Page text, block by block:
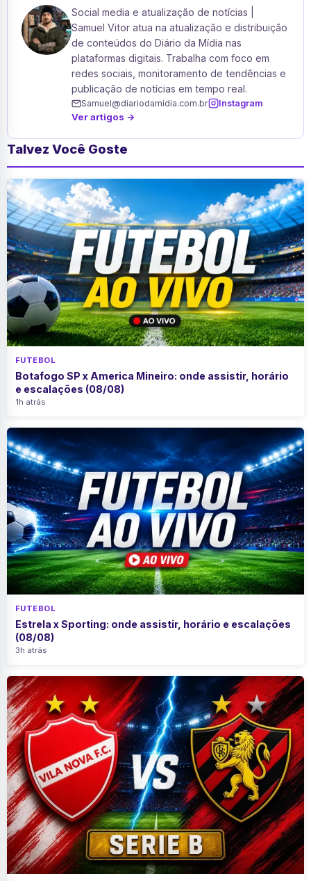
Social media e atualização de notícias |
Samuel Vitor atua na atualização e distribuição
de conteúdos do Diário da Mídia nas
plataformas digitais. Trabalha com foco em
redes sociais, monitoramento de tendências e
publicação de notícias em tempo real.
Samuel@diariodamidia.com.br Instagram
Ver artigos →
Talvez Você Goste
FUTEBOL
Botafogo SP x America Mineiro: onde assistir, horário
e escalações (08/08)
1h atrás
FUTEBOL
Estrela x Sporting: onde assistir, horário e escalações
(08/08)
3h atrás